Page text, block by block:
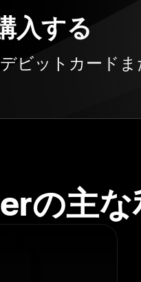
入する
ビットカード
の主な